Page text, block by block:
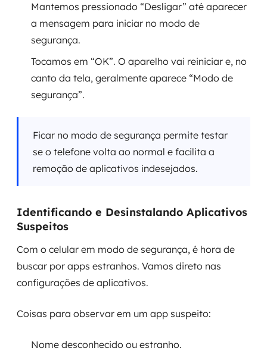
Mantemos pressionado “Desligar” até aparecer
a mensagem para iniciar no modo de
segurança.
Tocamos em “OK”. O aparelho vai reiniciar e, no
canto da tela, geralmente aparece “Modo de
segurança”.
Ficar no modo de segurança permite testar
se o telefone volta ao normal e facilita a
remoção de aplicativos indesejados.
Identificando e Desinstalando Aplicativos
Suspeitos
Com o celular em modo de segurança, é hora de
buscar por apps estranhos. Vamos direto nas
configurações de aplicativos.
Coisas para observar em um app suspeito:
Nome desconhecido ou estranho.